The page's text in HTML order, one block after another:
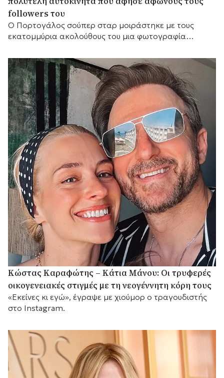
followers του
Ο Πορτογάλος σούπερ σταρ μοιράστηκε με τους
εκατομμύρια ακολούθους του μια φωτογραφία
οποία περιλαμβάνει Ferrari, Bugatti, McLaren και
Mercedes, γράφοντας χαρακτηριστικά: «Τα παιχνίδια
μου».
Κώστας Καραφώτης – Κάτια Μάνου: Οι τρυφερές
οικογενειακές στιγμές με τη νεογέννητη κόρη τους
«Εκείνες κι εγώ», έγραψε με χιούμορ ο τραγουδιστής
στο Instagram.